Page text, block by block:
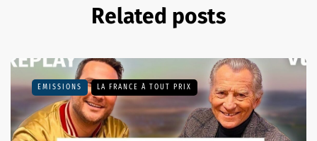
Related posts
EMISSIONS LA FRANCE À TOUT PRIX